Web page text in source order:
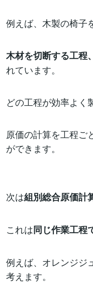
例えば、木製の椅子
木材を切断する工程
れています。
どの工程が効率よく
原価の計算を工程ご
ができます。
次は組別総合原価計
これは同じ作業工程
例えば、オレンジジ
考えます。